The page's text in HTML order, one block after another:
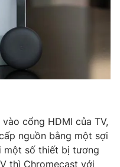
cổng HDMI của TV,
nguồn bằng một sợi
một số thiết bị tương
thì Chromecast với